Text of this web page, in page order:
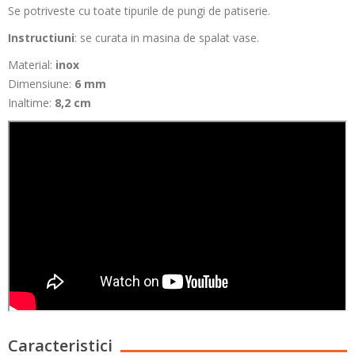
Se potriveste cu toate tipurile de pungi de patiserie.
Instructiuni: se curata in masina de spalat vase.
Material: inox
Dimensiune: 6 mm
Inaltime: 8,2 cm
Caracteristici